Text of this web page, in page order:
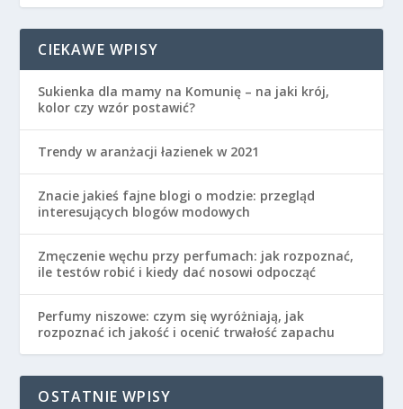
CIEKAWE WPISY
Sukienka dla mamy na Komunię – na jaki krój,
kolor czy wzór postawić?
Trendy w aranżacji łazienek w 2021
Znacie jakieś fajne blogi o modzie: przegląd
interesujących blogów modowych
Zmęczenie węchu przy perfumach: jak rozpoznać,
ile testów robić i kiedy dać nosowi odpocząć
Perfumy niszowe: czym się wyróżniają, jak
rozpoznać ich jakość i ocenić trwałość zapachu
OSTATNIE WPISY